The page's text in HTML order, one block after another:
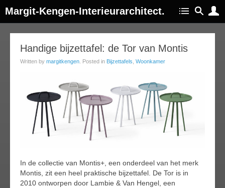
Margit-Kengen-Interieurarchitect.
Handige bijzettafel: de Tor van Montis
Written by margitkengen . Posted in Bijzettafels Woonkamer
In de collectie van Montis+, een onderdeel van het merk
Montis, zit een heel praktische bijzettafel. De Tor is in
2010 ontworpen door Lambie & Van Hengel, een